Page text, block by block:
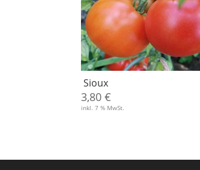
Sioux
3,80€
inkl. 7 % MwSt.